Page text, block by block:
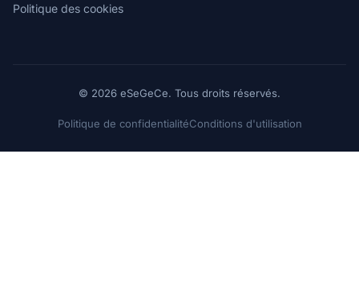
Politique des cookies
© 2026 eSeGeCe. Tous droits réservés.
Politique de confidentialitéConditions d'utilisation